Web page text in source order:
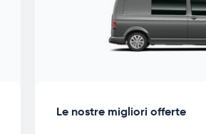
Le nostre migliori offerte